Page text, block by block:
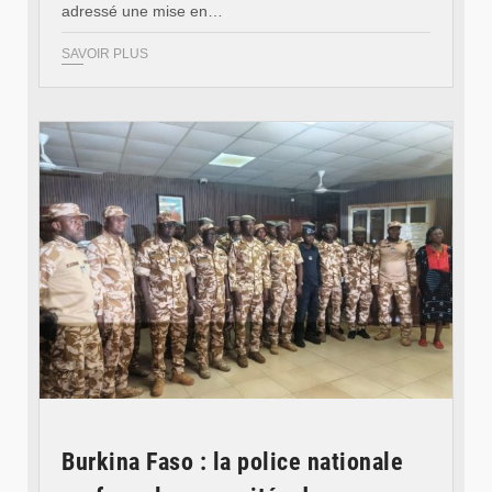
adressé une mise en…
SAVOIR PLUS
Burkina Faso : la police nationale